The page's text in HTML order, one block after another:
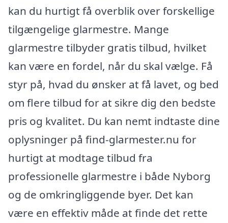
kan du hurtigt få overblik over forskellige
tilgængelige glarmestre. Mange
glarmestre tilbyder gratis tilbud, hvilket
kan være en fordel, når du skal vælge. Få
styr på, hvad du ønsker at få lavet, og bed
om flere tilbud for at sikre dig den bedste
pris og kvalitet. Du kan nemt indtaste dine
oplysninger på find-glarmester.nu for
hurtigt at modtage tilbud fra
professionelle glarmestre i både Nyborg
og de omkringliggende byer. Det kan
være en effektiv måde at finde det rette